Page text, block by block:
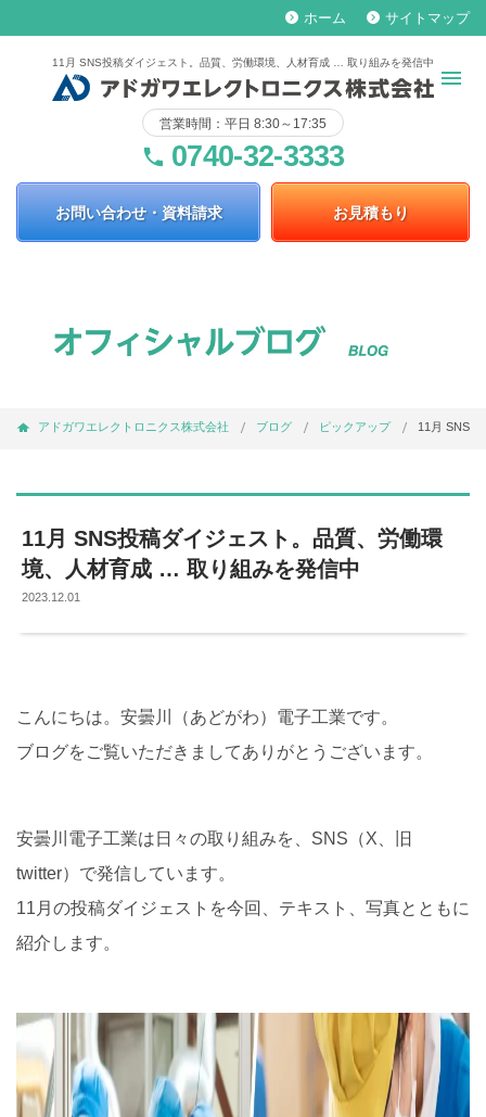
keyboard_arrow_right ホーム keyboard_arrow_right サイトマップ
11月 SNS投稿ダイジェスト。品質、労働環境、人材育成 … 取り組みを発信中
営業時間：平日 8:30～17:35
phone 0740-32-3333
お問い合わせ・資料請求 お見積もり
アドガワエレクトロニクス株式会社 ブログ ピックアップ 11月 SNS
11月 SNS投稿ダイジェスト。品質、労働環
境、人材育成 … 取り組みを発信中
2023.12.01
こんにちは。安曇川（あどがわ）電子工業です。
ブログをご覧いただきましてありがとうございます。
安曇川電子工業は日々の取り組みを、SNS（X、旧
twitter）で発信しています。
11月の投稿ダイジェストを今回、テキスト、写真とともに
紹介します。